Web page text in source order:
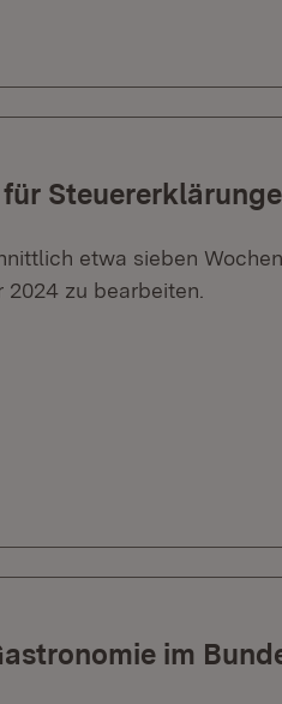
etwa sieben
zu bearbeiten.
im